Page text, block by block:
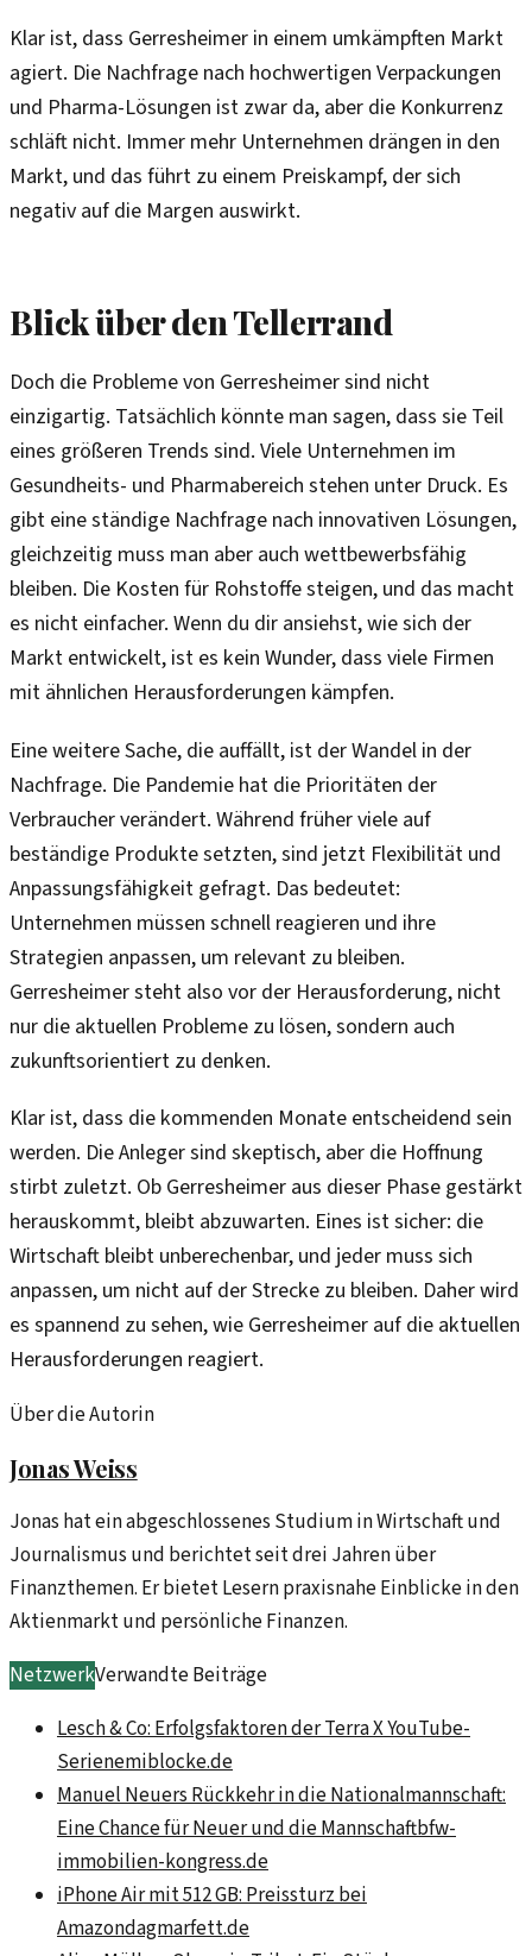
Klar ist, dass Gerresheimer in einem umkämpften Markt
agiert. Die Nachfrage nach hochwertigen Verpackungen
und Pharma-Lösungen ist zwar da, aber die Konkurrenz
schläft nicht. Immer mehr Unternehmen drängen in den
Markt, und das führt zu einem Preiskampf, der sich
negativ auf die Margen auswirkt.
Blick über den Tellerrand
Doch die Probleme von Gerresheimer sind nicht
einzigartig. Tatsächlich könnte man sagen, dass sie Teil
eines größeren Trends sind. Viele Unternehmen im
Gesundheits- und Pharmabereich stehen unter Druck. Es
gibt eine ständige Nachfrage nach innovativen Lösungen,
gleichzeitig muss man aber auch wettbewerbsfähig
bleiben. Die Kosten für Rohstoffe steigen, und das macht
es nicht einfacher. Wenn du dir ansiehst, wie sich der
Markt entwickelt, ist es kein Wunder, dass viele Firmen
mit ähnlichen Herausforderungen kämpfen.
Eine weitere Sache, die auffällt, ist der Wandel in der
Nachfrage. Die Pandemie hat die Prioritäten der
Verbraucher verändert. Während früher viele auf
beständige Produkte setzten, sind jetzt Flexibilität und
Anpassungsfähigkeit gefragt. Das bedeutet:
Unternehmen müssen schnell reagieren und ihre
Strategien anpassen, um relevant zu bleiben.
Gerresheimer steht also vor der Herausforderung, nicht
nur die aktuellen Probleme zu lösen, sondern auch
zukunftsorientiert zu denken.
Klar ist, dass die kommenden Monate entscheidend sein
werden. Die Anleger sind skeptisch, aber die Hoffnung
stirbt zuletzt. Ob Gerresheimer aus dieser Phase gestärkt
herauskommt, bleibt abzuwarten. Eines ist sicher: die
Wirtschaft bleibt unberechenbar, und jeder muss sich
anpassen, um nicht auf der Strecke zu bleiben. Daher wird
es spannend zu sehen, wie Gerresheimer auf die aktuellen
Herausforderungen reagiert.
Über die Autorin
Jonas Weiss
Jonas hat ein abgeschlossenes Studium in Wirtschaft und
Journalismus und berichtet seit drei Jahren über
Finanzthemen. Er bietet Lesern praxisnahe Einblicke in den
Aktienmarkt und persönliche Finanzen.
NetzwerkVerwandte Beiträge
Lesch & Co: Erfolgsfaktoren der Terra X YouTube-
Serienemiblocke.de
Manuel Neuers Rückkehr in die Nationalmannschaft:
Eine Chance für Neuer und die Mannschaftbfw-
immobilien-kongress.de
iPhone Air mit 512 GB: Preissturz bei
Amazondagmarfett.de